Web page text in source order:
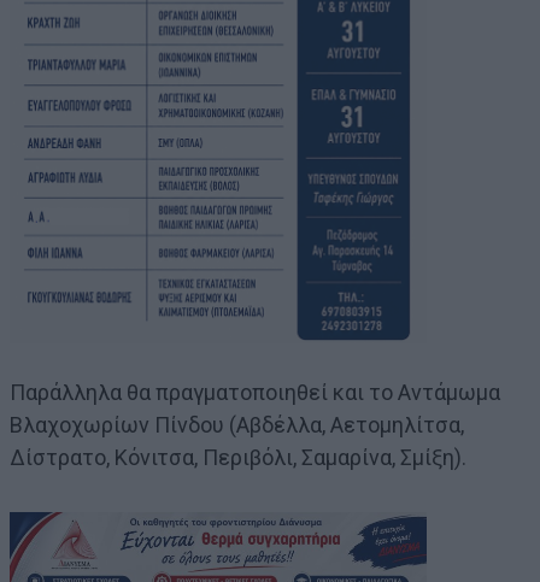
Παράλληλα θα πραγματοποιηθεί και το Αντάμωμα
Βλαχοχωρίων Πίνδου (Αβδέλλα, Αετομηλίτσα,
Δίστρατο, Κόνιτσα, Περιβόλι, Σαμαρίνα, Σμίξη).